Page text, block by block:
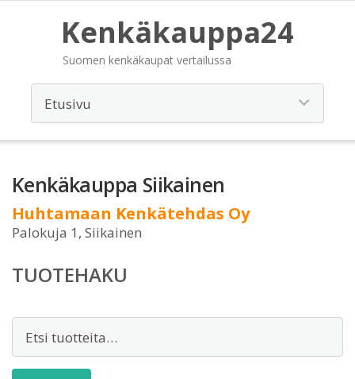
Kenkäkauppa24
Suomen kenkäkaupat vertailussa
Kenkäkauppa Siikainen
Huhtamaan Kenkätehdas Oy
Palokuja 1, Siikainen
TUOTEHAKU